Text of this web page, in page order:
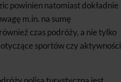
powinien natomiast dokładnie
m.in. na sumę
czas podróży, a nie tylko
sportów czy aktywności